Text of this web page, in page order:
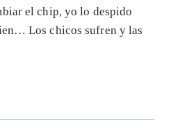
el chip, yo lo despido
Los chicos sufren y las